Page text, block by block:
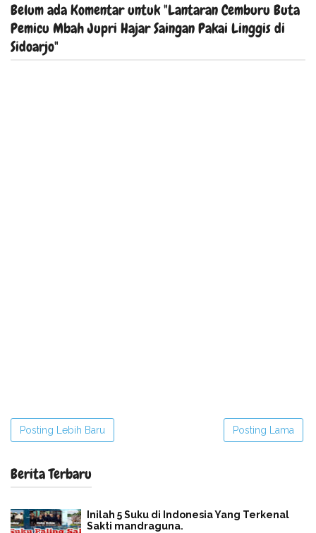
Belum ada Komentar untuk "Lantaran Cemburu Buta
Pemicu Mbah Jupri Hajar Saingan Pakai Linggis di
Sidoarjo"
Posting Lebih Baru Posting Lama
Berita Terbaru
Inilah 5 Suku di Indonesia Yang Terkenal
Sakti mandraguna.